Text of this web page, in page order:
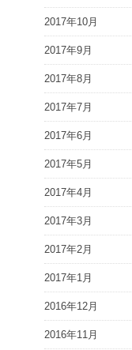
2017年10月
2017年9月
2017年8月
2017年7月
2017年6月
2017年5月
2017年4月
2017年3月
2017年2月
2017年1月
2016年12月
2016年11月